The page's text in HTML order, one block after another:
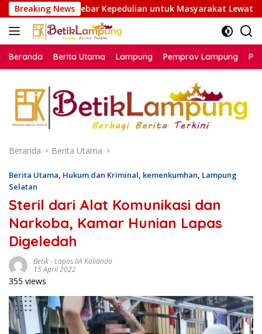
Langsung
ke
konten
Breaking News
Kepedulian untuk Masyarakat Lewat Bakti Sosial
Beranda Berita Utama Lampung Pemprov Lampung
Beranda Berita Utama
Berita Utama, Hukum dan Kriminal, kemenkumhan, Lampung
Selatan
Steril dari Alat Komunikasi dan
Narkoba, Kamar Hunian Lapas
Digeledah
Betik-Lapas IIA Kalianda
15 April 2022
355 views